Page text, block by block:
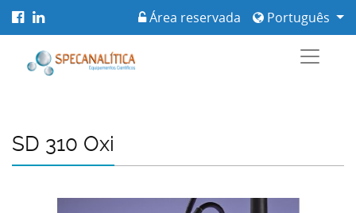
Português
Área reservada
SD 310 Oxi